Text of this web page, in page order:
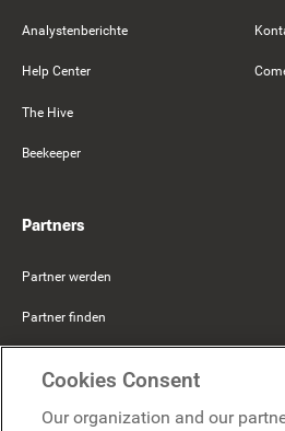
Analystenberichte
Help Center
The Hive
Beekeeper
Partners
Partner werden
Partner finden
Cookies Consent
Our organization and our